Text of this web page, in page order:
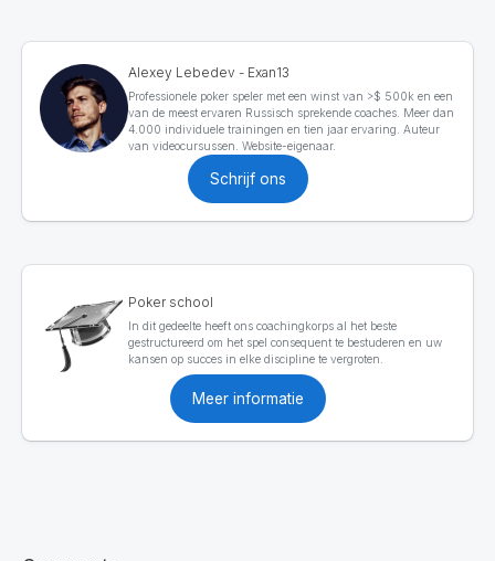
Alexey Lebedev - Exan13
Professionele poker speler met een winst van >$ 500k en een
van de meest ervaren Russisch sprekende coaches. Meer dan
4.000 individuele trainingen en tien jaar ervaring. Auteur
van videocursussen. Website-eigenaar.
Schrijf ons
Poker school
In dit gedeelte heeft ons coachingkorps al het beste
gestructureerd om het spel consequent te bestuderen en uw
kansen op succes in elke discipline te vergroten.
Meer informatie